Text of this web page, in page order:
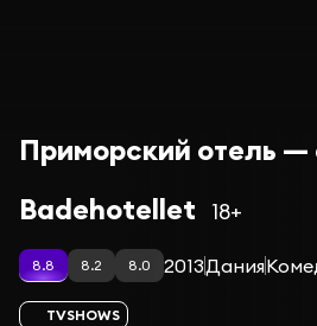
Приморский отель —
Badehotellet
18+
8.8 8.2 8.0 2013Дания
TVSHOWS